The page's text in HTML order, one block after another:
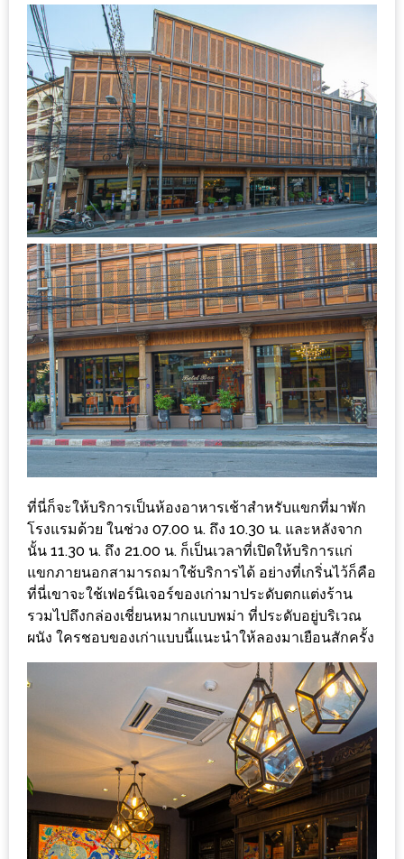
ไป
ลอง
16
ร้าน
อร่อย
ที่
ต้อง
มา
ลอง
ถนน
คน
เดิน
วัน
อาทิตย์
ท่าแพ
เชียงใหม่
CART
CHECKOUT
DRAFT
–
บาร์บีคิว
สาว
เหนือ
กับ
เมนู
เด็ด
จาก
ANNA
ที่นี่ก็จะให้บริการเป็นห้องอาหารเช้าสำหรับแขกที่มาพัก
โรงแรมด้วย ในช่วง 07.00 น. ถึง 10.30 น.​ และหลังจาก
นั้น 11.30 น. ถึง 21.00 น. ก็เป็นเวลาที่เปิดให้บริการแก่
แขกภายนอกสามารถมาใช้บริการได้ อย่างที่เกริ่นไว้ก็คือ
ที่นี่เขาจะใช้เฟอร์นิเจอร์ของเก่ามาประดับตกแต่งร้าน
รวมไปถึงกล่องเชี่ยนหมากแบบพม่า ที่ประดับอยู่บริเวณ
ผนัง ใครชอบของเก่าแบบนี้แนะนำให้ลองมาเยือนสักครั้ง